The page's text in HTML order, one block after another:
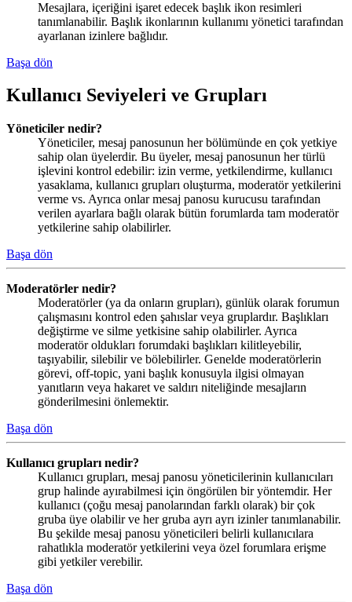
Mesajlara, içeriğini işaret edecek başlık ikon resimleri
tanımlanabilir. Başlık ikonlarının kullanımı yönetici tarafından
ayarlanan izinlere bağlıdır.
Başa dön
Kullanıcı Seviyeleri ve Grupları
Yöneticiler nedir?
Yöneticiler, mesaj panosunun her bölümünde en çok yetkiye
sahip olan üyelerdir. Bu üyeler, mesaj panosunun her türlü
işlevini kontrol edebilir: izin verme, yetkilendirme, kullanıcı
yasaklama, kullanıcı grupları oluşturma, moderatör yetkilerini
verme vs. Ayrıca onlar mesaj panosu kurucusu tarafından
verilen ayarlara bağlı olarak bütün forumlarda tam moderatör
yetkilerine sahip olabilirler.
Başa dön
Moderatörler nedir?
Moderatörler (ya da onların grupları), günlük olarak forumun
çalışmasını kontrol eden şahıslar veya gruplardır. Başlıkları
değiştirme ve silme yetkisine sahip olabilirler. Ayrıca
moderatör oldukları forumdaki başlıkları kilitleyebilir,
taşıyabilir, silebilir ve bölebilirler. Genelde moderatörlerin
görevi, off-topic, yani başlık konusuyla ilgisi olmayan
yanıtların veya hakaret ve saldırı niteliğinde mesajların
gönderilmesini önlemektir.
Başa dön
Kullanıcı grupları nedir?
Kullanıcı grupları, mesaj panosu yöneticilerinin kullanıcıları
grup halinde ayırabilmesi için öngörülen bir yöntemdir. Her
kullanıcı (çoğu mesaj panolarından farklı olarak) bir çok
gruba üye olabilir ve her gruba ayrı ayrı izinler tanımlanabilir.
Bu şekilde mesaj panosu yöneticileri belirli kullanıcılara
rahatlıkla moderatör yetkilerini veya özel forumlara erişme
gibi yetkiler verebilir.
Başa dön